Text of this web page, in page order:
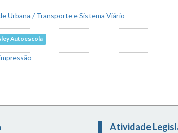
Urbana / Transporte e Sistema Viário
Autoescola
Atividade